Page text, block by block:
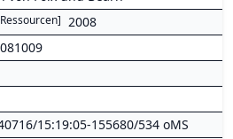
] 2008
15:19:05-155680/534 oMS